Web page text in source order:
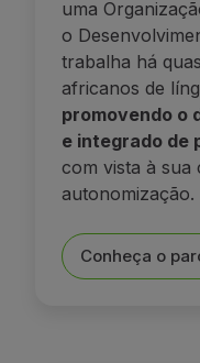
uma
o
trabalha há
africanos de
promovendo o
e integrado de
com vista à sua
autonomização.
Conheça o